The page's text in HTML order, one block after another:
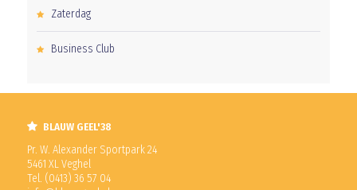
Zaterdag
Business Club
BLAUW GEEL'38
Pr. W. Alexander Sportpark 24
5461 XL Veghel
Tel. (0413) 36 57 04